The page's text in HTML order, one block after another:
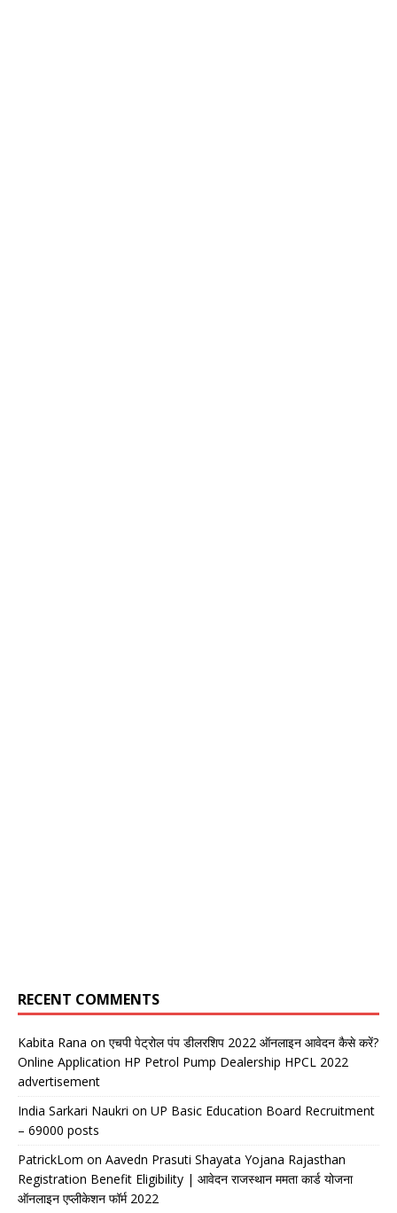
RECENT COMMENTS
Kabita Rana on एचपी पेट्रोल पंप डीलरशिप 2022 ऑनलाइन आवेदन कैसे करें?
Online Application HP Petrol Pump Dealership HPCL 2022
advertisement
India Sarkari Naukri on UP Basic Education Board Recruitment
– 69000 posts
PatrickLom on Aavedn Prasuti Shayata Yojana Rajasthan
Registration Benefit Eligibility | आवेदन राजस्थान ममता कार्ड योजना
ऑनलाइन एप्लीकेशन फॉर्म 2022